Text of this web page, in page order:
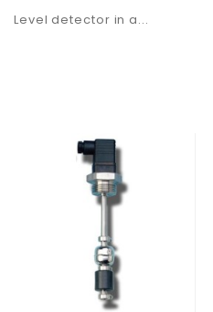
Level detector in a...